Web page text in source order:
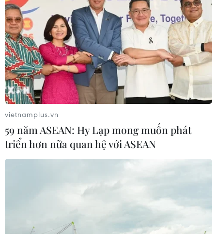
vietnamplus.vn
59 năm ASEAN: Hy Lạp mong muốn phát
triển hơn nữa quan hệ với ASEAN